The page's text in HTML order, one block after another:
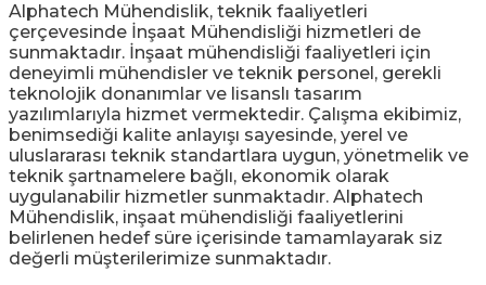
Alphatech Mühendislik, teknik faaliyetleri
çerçevesinde İnşaat Mühendisliği hizmetleri de
sunmaktadır. İnşaat mühendisliği faaliyetleri için
deneyimli mühendisler ve teknik personel, gerekli
teknolojik donanımlar ve lisanslı tasarım
yazılımlarıyla hizmet vermektedir. Çalışma ekibimiz,
benimsediği kalite anlayışı sayesinde, yerel ve
uluslararası teknik standartlara uygun, yönetmelik ve
teknik şartnamelere bağlı, ekonomik olarak
uygulanabilir hizmetler sunmaktadır. Alphatech
Mühendislik, inşaat mühendisliği faaliyetlerini
belirlenen hedef süre içerisinde tamamlayarak siz
değerli müşterilerimize sunmaktadır.